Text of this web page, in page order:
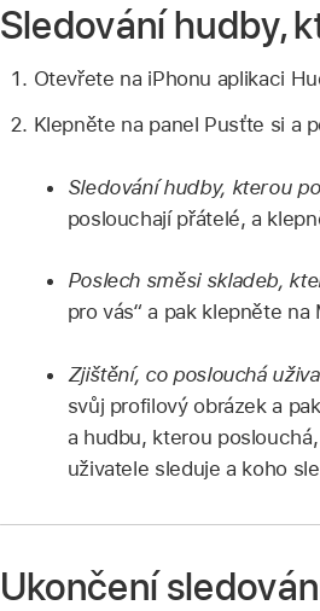
Sledování hudby,
Otevřete na iPhonu aplikaci
Klepněte na panel Pusťte si a
Sledování hudby, kterou
poslouchají přátelé, a
Poslech směsi skladeb,
pro vás“ a pak klepněte na
Zjištění, co poslouchá
svůj profilový obrázek a
a hudbu, kterou
uživatele sleduje a koho
Ukončení